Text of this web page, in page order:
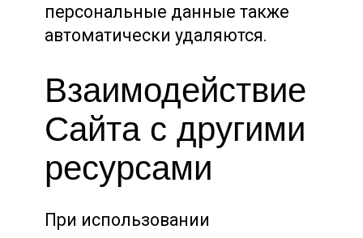
персональные данные также
автоматически удаляются.
Взаимодействие
Сайта с другими
ресурсами
При использовании